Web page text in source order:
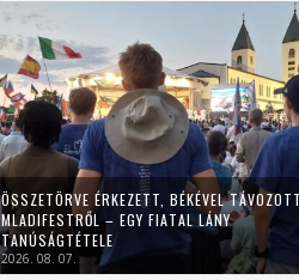
ÖSSZETÖRVE ÉRKEZETT, BÉKÉVEL
MLADIFESTRŐL – EGY FIATAL LÁNY
TANÚSÁGTÉTELE
2026. 08. 07.